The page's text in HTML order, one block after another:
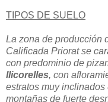
TIPOS DE SUELO
La zona de producción
Calificada Priorat se
con predominio de
llicorelles, con
estratos muy
montañas de fuerte